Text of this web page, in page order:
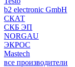
b2 electronic GmbH
СКАТ
СКБ ЭП
NORGAU
ЭКРОС
Mastech
все производители